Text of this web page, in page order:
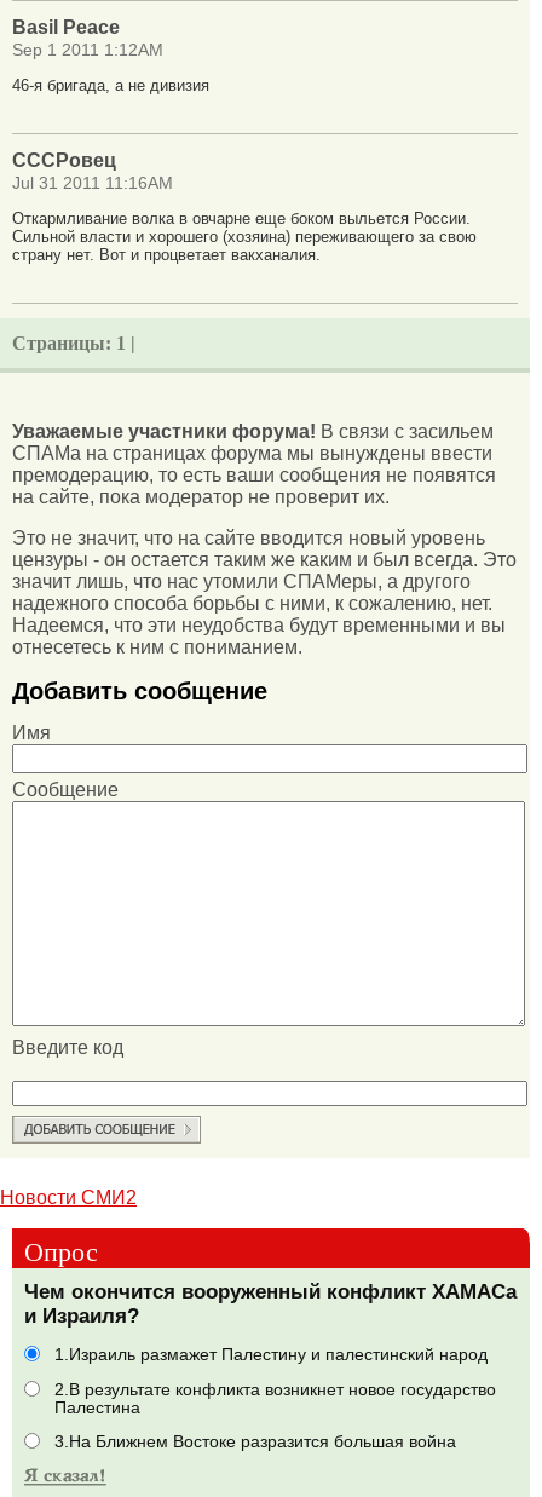
Basil Peace
Sep 1 2011 1:12AM
46-я бригада, а не дивизия
СССРовец
Jul 31 2011 11:16AM
Откармливание волка в овчарне еще боком выльется России.
Сильной власти и хорошего (хозяина) переживающего за свою
страну нет. Вот и процветает вакханалия.
Страницы: 1 |
Уважаемые участники форума! В связи с засильем
СПАМа на страницах форума мы вынуждены ввести
премодерацию, то есть ваши сообщения не появятся
на сайте, пока модератор не проверит их.
Это не значит, что на сайте вводится новый уровень
цензуры - он остается таким же каким и был всегда. Это
значит лишь, что нас утомили СПАМеры, а другого
надежного способа борьбы с ними, к сожалению, нет.
Надеемся, что эти неудобства будут временными и вы
отнесетесь к ним с пониманием.
Добавить сообщение
Имя
Сообщение
Введите код
Новости СМИ2
Опрос
Чем окончится вооруженный конфликт ХАМАСа
и Израиля?
1.Израиль размажет Палестину и палестинский народ
2.В результате конфликта возникнет новое государство
Палестина
3.На Ближнем Востоке разразится большая война